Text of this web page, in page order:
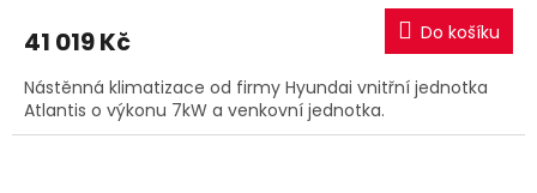
41 019 Kč Do košíku
Nástěnná klimatizace od firmy Hyundai vnitřní jednotka
Atlantis o výkonu 7kW a venkovní jednotka.